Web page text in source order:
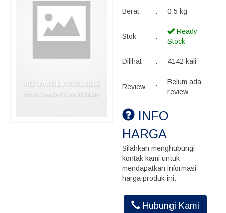
Berat : 0.5 kg
Stok :
Ready
Stock
Dilihat : 4142 kali
Review :
Belum ada
review
INFO
HARGA
Silahkan menghubungi
kontak kami untuk
mendapatkan informasi
harga produk ini.
Hubungi Kami